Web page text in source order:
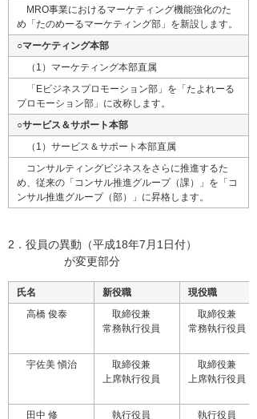
MRO事業におけるマーケティング機能強化のた
め「たのめーるマーケティング部」を新設します。
○マーケティング本部
（1）マーケティング本部直属
「Eビジネスプロモーション部」を「たよれーる
プロモーション部」に改称します。
○サービス＆サポート本部
（1）サービス＆サポート本部直属
コンサルティングビジネスをさらに推進するた
め、従来の「コンサル推進グループ（課）」を「コ
ンサル推進グループ（部）」に昇格します。
2．役員の異動（平成18年7月1日付）
が変更部分
氏名 新役職
現役職
高橋 俊泰
取締役兼
常務執行役員
取締役兼
常務執行役員
宇佐美 愼治
取締役兼
上席執行役員
取締役兼
上席執行役員
田中 修 執行役員 執行役員